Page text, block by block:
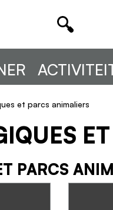
et parcs animaliers
PARCS